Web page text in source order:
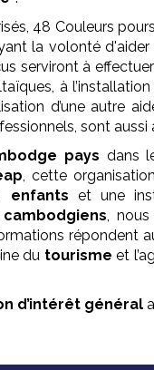
48 Couleurs
la volonté d'aider
serviront à
à l’installation
d’une autre
sont aussi
pays dans
, cette
enfants et une
cambodgiens,
répondent
du tourisme et
d’intérêt général